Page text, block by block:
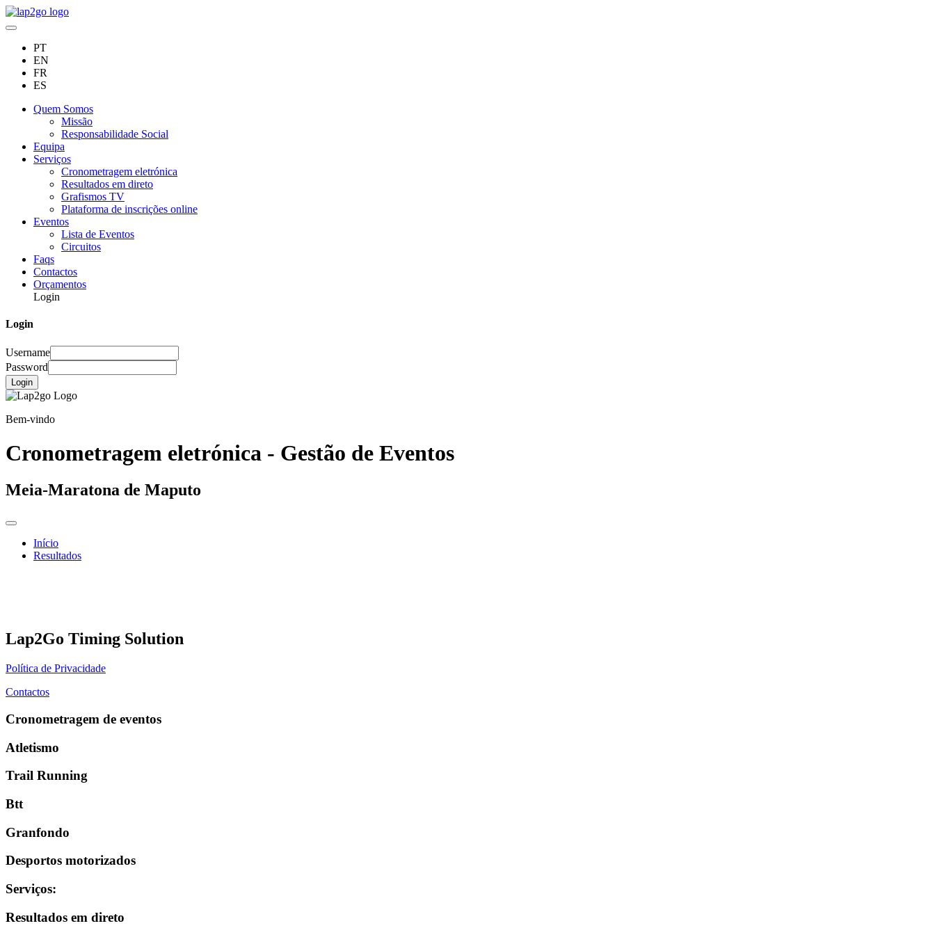
PT
EN
FR
ES
Quem Somos
Missão
Responsabilidade Social
Equipa
Serviços
Cronometragem eletrónica
Resultados em direto
Grafismos TV
Plataforma de inscrições online
Eventos
Lista de Eventos
Circuitos
Faqs
Contactos
Orçamentos
Login
Login
Username
Password
Login
Bem-vindo
Cronometragem eletrónica - Gestão de Eventos
Meia-Maratona de Maputo
Início
Resultados
Lap2Go Timing Solution
Política de Privacidade
Contactos
Cronometragem de eventos
Atletismo
Trail Running
Btt
Granfondo
Desportos motorizados
Serviços:
Resultados em direto